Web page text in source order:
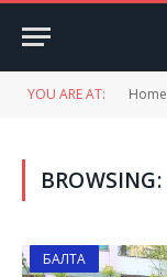
YOU ARE AT: Home
BROWSING:
БАЛТА